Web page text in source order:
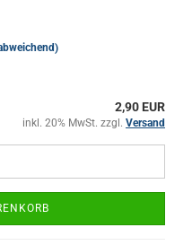
2,90 EUR
inkl. 20% MwSt. zzgl. Versand